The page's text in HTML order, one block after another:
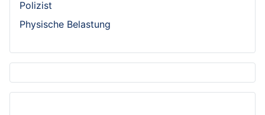
Polizist
Physische Belastung